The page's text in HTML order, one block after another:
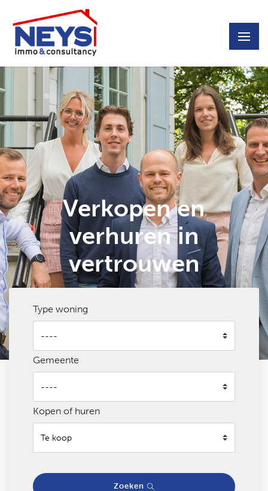
Verkopen en
verhuren in
vertrouwen
Type woning
Gemeente
Kopen of huren
Zoeken